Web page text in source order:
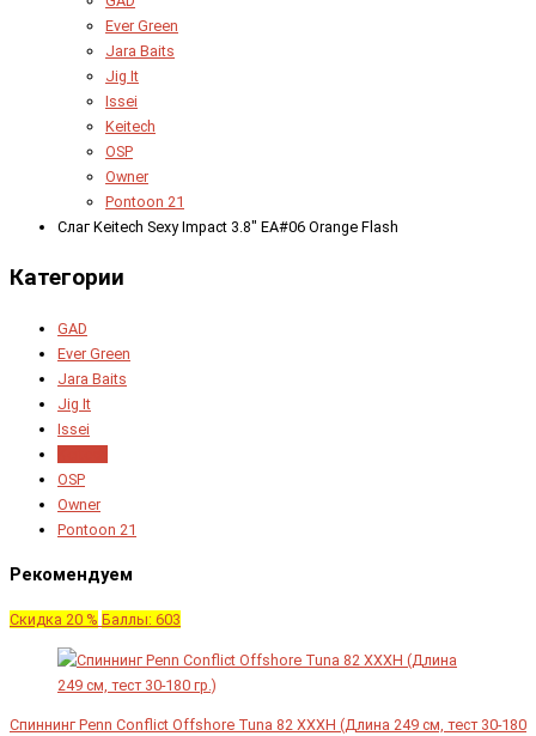
Ever Green
Jara Baits
Jig It
Issei
Keitech
OSP
Owner
Pontoon 21
Слаг Keitech Sexy Impact 3.8" EA#06 Orange Flash
Категории
GAD
Ever Green
Jara Baits
Jig It
Issei
OSP
Owner
Pontoon 21
Рекомендуем
Скидка 20 % Баллы: 603
Спиннинг Penn Conflict Offshore Tuna 82 XXXH (Длина 249 см, тест 30-180